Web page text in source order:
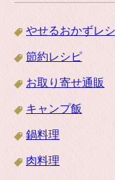
やせるおかずレ
節約レシピ
お取り寄せ通販
キャンプ飯
鍋料理
肉料理